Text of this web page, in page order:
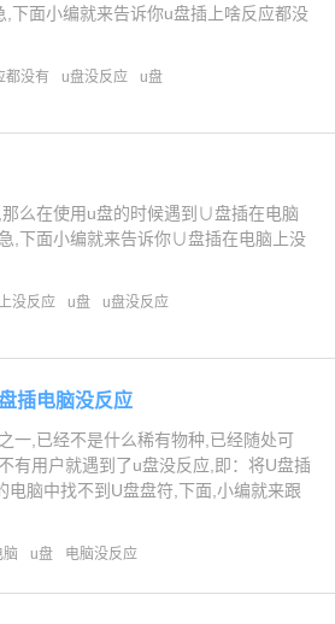
下面小编就来告诉你u盘插上啥反应都没
都没有 u盘没反应 u盘
么在使用u盘的时候遇到∪盘插在电脑
,下面小编就来告诉你∪盘插在电脑上没
没反应 u盘 u盘没反应
插电脑没反应
一,已经不是什么稀有物种,已经随处可
有用户就遇到了u盘没反应,即：将U盘插
电脑中找不到U盘盘符,下面,小编就来跟
脑 u盘 电脑没反应